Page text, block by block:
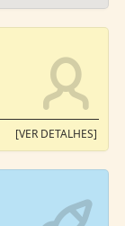
[VER DETALHES]